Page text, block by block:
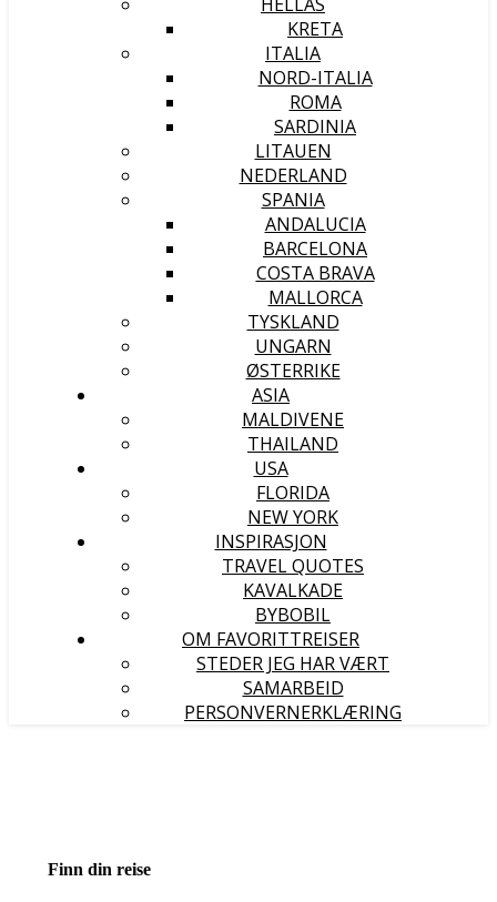
KRETA
ITALIA
NORD-ITALIA
ROMA
SARDINIA
LITAUEN
NEDERLAND
SPANIA
ANDALUCIA
BARCELONA
COSTA BRAVA
MALLORCA
TYSKLAND
UNGARN
ØSTERRIKE
ASIA
MALDIVENE
THAILAND
USA
FLORIDA
NEW YORK
INSPIRASJON
TRAVEL QUOTES
KAVALKADE
BYBOBIL
OM FAVORITTREISER
STEDER JEG HAR VÆRT
SAMARBEID
PERSONVERNERKLÆRING
Finn din reise